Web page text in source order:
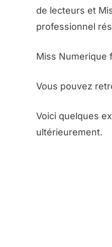
de lecteurs et
professionnel
Miss Numerique
Vous pouvez
Voici quelques
ultérieurement.